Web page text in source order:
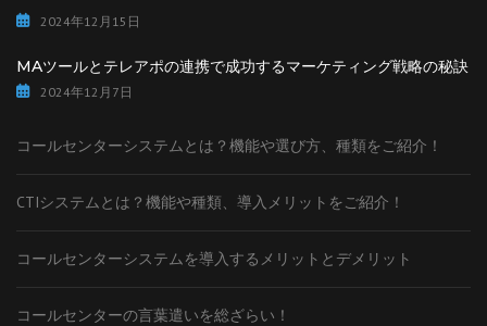
2024年12月15日
MAツールとテレアポの連携で成功するマーケティング戦略の秘訣
2024年12月7日
コールセンターシステムとは？機能や選び方、種類をご紹介！
CTIシステムとは？機能や種類、導入メリットをご紹介！
コールセンターシステムを導入するメリットとデメリット
コールセンターの言葉遣いを総ざらい！